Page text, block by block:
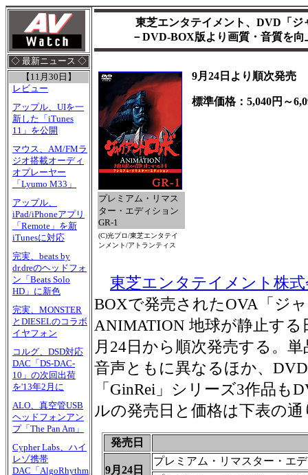
◇ 最新ニュース ◇
【11月30日】
レビュー
アップル、UIを一
新した「iTunes
11」を公開
マウス、AM/FMラ
ジオ搭載オーディ
オプレーヤー
「Lyumo M33」
アップル、
iPad/iPhoneアプリ
「Remote」を新
iTunesに対応
完実、beats by
dr.dreのヘッドフォ
ン「Beats Solo
HD」に新色
完実、MONSTER
とDIESELのコラボ
イヤフォン
コルグ、DSD対応
DAC「DS-DAC-
10」の次回出荷
を'13年2月に
ALO、真空管USB
ヘッドフォンアン
プ「The Pan Am」
Cypher Labs、ハイ
レゾ携帯
DAC「AlgoRhythm
東芝エンタテイメント、DVD「ジ
－DVD-BOX版より画質・音質を
プレミアム・リマス
ター・エディション
GR-1
(C)光プロ/東芝エンタテイ
ンメント/アトランティス
9月24日より順次発売
標準価格：5,040円～
東芝エンタテイメント株
BOXで発売されたOVA「ジ
ANIMATION 地球が静止す
月24日から順次発売する。
音声ともに異なるほか、
「GinRei」シリーズ3作品も
ルの発売日と価格は下表の通
発売日
9月24日
プレミアム・リマスター・エ